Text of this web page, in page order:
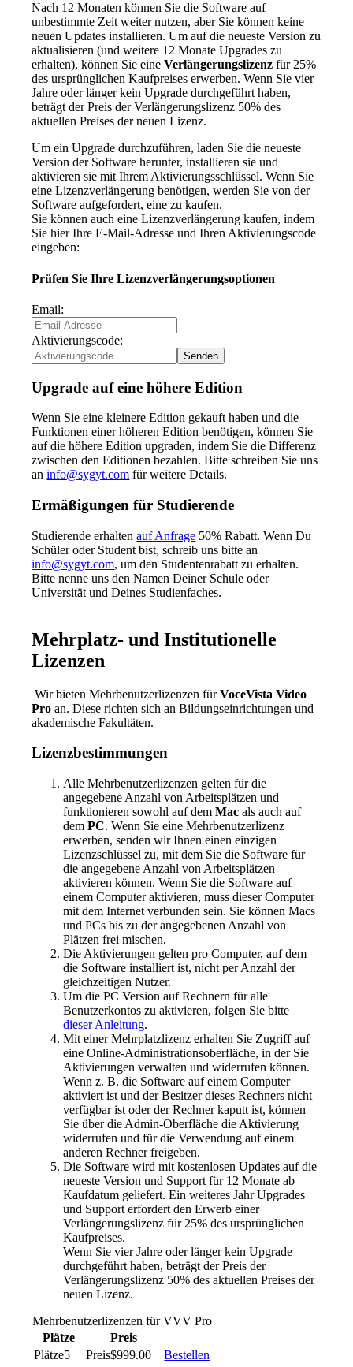
Nach 12 Monaten können Sie die Software auf
unbestimmte Zeit weiter nutzen, aber Sie können keine
neuen Updates installieren. Um auf die neueste Version zu
aktualisieren (und weitere 12 Monate Upgrades zu
erhalten), können Sie eineVerlängerungslizenz für 25%
des ursprünglichen Kaufpreises erwerben. Wenn Sie vier
Jahre oder länger kein Upgrade durchgeführt haben,
beträgt der Preis der Verlängerungslizenz 50% des
aktuellen Preises der neuen Lizenz.
Um ein Upgrade durchzuführen, laden Sie die neueste
Version der Software herunter, installieren sie und
aktivieren sie mit Ihrem Aktivierungsschlüssel. Wenn Sie
eine Lizenzverlängerung benötigen, werden Sie von der
Software aufgefordert, eine zu kaufen.
Sie können auch eine Lizenzverlängerung kaufen, indem
Sie hier Ihre E-Mail-Adresse und Ihren Aktivierungscode
eingeben:
Prüfen Sie Ihre Lizenzverlängerungsoptionen
Email:
Aktivierungscode:
Senden
Upgrade auf eine höhere Edition
Wenn Sie eine kleinere Edition gekauft haben und die
Funktionen einer höheren Edition benötigen, können Sie
auf die höhere Edition upgraden, indem Sie die Differenz
zwischen den Editionen bezahlen. Bitte schreiben Sie uns
aninfo@sygyt.com für weitere Details.
Ermäßigungen für Studierende
Studierende erhaltenauf Anfrage 50% Rabatt. Wenn Du
Schüler oder Student bist, schreib uns bitte an
info@sygyt.com, um den Studentenrabatt zu erhalten.
Bitte nenne uns den Namen Deiner Schule oder
Universität und Deines Studienfaches.
Mehrplatz- und Institutionelle
Lizenzen
Wir bieten Mehrbenutzerlizenzen fürVoceVista Video
Pro an. Diese richten sich an Bildungseinrichtungen und
akademische Fakultäten.
Lizenzbestimmungen
Alle Mehrbenutzerlizenzen gelten für die
angegebene Anzahl von Arbeitsplätzen und
funktionieren sowohl auf demMac als auch auf
demPC. Wenn Sie eine Mehrbenutzerlizenz
erwerben, senden wir Ihnen einen einzigen
Lizenzschlüssel zu, mit dem Sie die Software für
die angegebene Anzahl von Arbeitsplätzen
aktivieren können. Wenn Sie die Software auf
einem Computer aktivieren, muss dieser Computer
mit dem Internet verbunden sein. Sie können Macs
und PCs bis zu der angegebenen Anzahl von
Plätzen frei mischen.
Die Aktivierungen gelten pro Computer, auf dem
die Software installiert ist, nicht per Anzahl der
gleichzeitigen Nutzer.
Um die PC Version auf Rechnern für alle
Benutzerkontos zu aktivieren, folgen Sie bitte
dieser Anleitung.
Mit einer Mehrplatzlizenz erhalten Sie Zugriff auf
eine Online-Administrationsoberfläche, in der Sie
Aktivierungen verwalten und widerrufen können.
Wenn z. B. die Software auf einem Computer
aktiviert ist und der Besitzer dieses Rechners nicht
verfügbar ist oder der Rechner kaputt ist, können
Sie über die Admin-Oberfläche die Aktivierung
widerrufen und für die Verwendung auf einem
anderen Rechner freigeben.
Die Software wird mit kostenlosen Updates auf die
neueste Version und Support für 12 Monate ab
Kaufdatum geliefert. Ein weiteres Jahr Upgrades
und Support erfordert den Erwerb einer
Verlängerungslizenz für 25% des ursprünglichen
Kaufpreises.
Wenn Sie vier Jahre oder länger kein Upgrade
durchgeführt haben, beträgt der Preis der
Verlängerungslizenz 50% des aktuellen Preises der
neuen Lizenz.
Mehrbenutzerlizenzen für VVV Pro
Plätze
Preis
5
$999.00
Bestellen